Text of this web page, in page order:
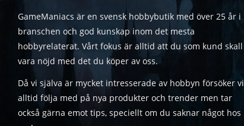
GameManiacs är en svensk hobbybutik med över 25 år i
branschen och god kunskap inom det mesta
hobbyrelaterat. Vårt fokus är alltid att du som kund skall
vara nöjd med det du köper av oss.
Då vi själva är mycket intresserade av hobbyn försöker vi
alltid följa med på nya produkter och trender men tar
också gärna emot tips, speciellt om du saknar något hos